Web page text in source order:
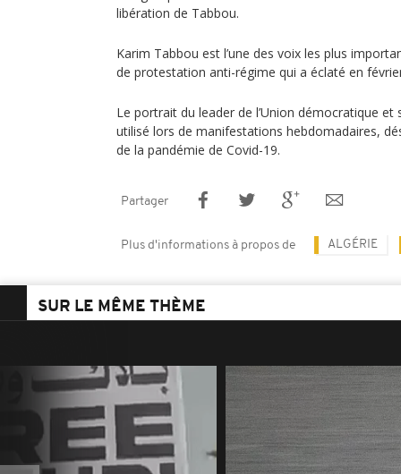
libération de Tabbou.
Karim Tabbou est l’une des voix les plus
de protestation anti-régime qui a éclaté en
Le portrait du leader de l’Union démocratique
utilisé lors de manifestations hebdomadaires,
de la pandémie de Covid-19.
Partager
Plus d'informations à propos de ALGÉRIE
SUR LE MÊME THÈME